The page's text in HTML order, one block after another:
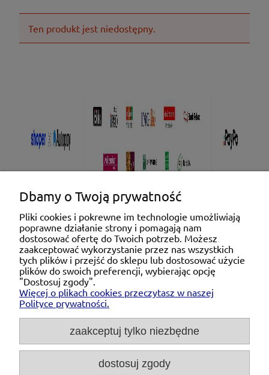
Ten produkt jest niedostępny.
Pomoc
Moje konto
Płatności i dostawa
O nas
Michał Niedźwiecki Dobra Armatura, ul. Krakowska
Dbamy o Twoją prywatność
Pliki cookies i pokrewne im technologie umożliwiają
poprawne działanie strony i pomagają nam
dostosować ofertę do Twoich potrzeb. Możesz
zaakceptować wykorzystanie przez nas wszystkich
tych plików i przejść do sklepu lub dostosować użycie
plików do swoich preferencji, wybierając opcję
"Dostosuj zgody".
Więcej o plikach cookies przeczytasz w naszej
Polityce prywatności.
zaakceptuj tylko niezbędne
dostosuj zgody